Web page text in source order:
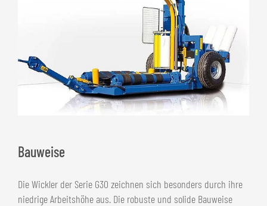
Bauweise
Die Wickler der Serie G30 zeichnen sich besonders durch ihre
niedrige Arbeitshöhe aus. Die robuste und solide Bauweise